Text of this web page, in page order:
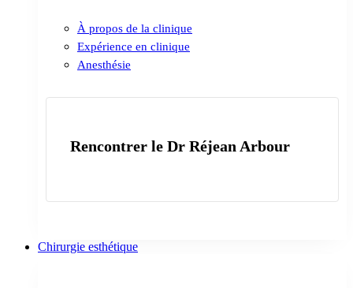
À propos de la clinique
Expérience en clinique
Anesthésie
Rencontrer le Dr Réjean Arbour
Chirurgie esthétique